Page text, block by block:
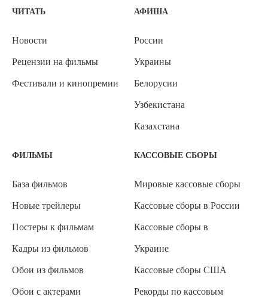
ЧИТАТЬ
Новости
Рецензии на фильмы
Фестивали и кинопремии
АФИША
России
Украины
Белорусии
Узбекистана
Казахстана
ФИЛЬМЫ
База фильмов
Новые трейлеры
Постеры к фильмам
Кадры из фильмов
Обои из фильмов
Обои с актерами
КАССОВЫЕ СБОРЫ
Мировые кассовые сборы
Кассовые сборы в России
Кассовые сборы в
Украине
Кассовые сборы США
Рекорды по кассовым